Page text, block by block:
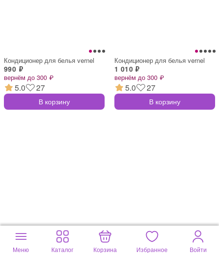
Кондиционер для белья vernel
990 ₽
вернём до 300 ₽
5.0 27
В корзину
Кондиционер для белья vernel
1 010 ₽
вернём до 300 ₽
5.0 27
В корзину
Меню Каталог Корзина Избранное Войти